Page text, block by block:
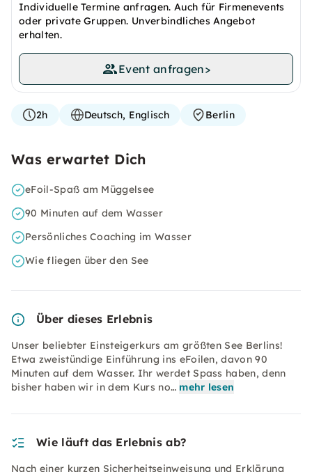
Individuelle Termine anfragen. Auch für Firmenevents
oder private Gruppen. Unverbindliches Angebot
erhalten.
Event anfragen>
2h Deutsch, Englisch Berlin
Was erwartet Dich
eFoil-Spaß am Müggelsee
90 Minuten auf dem Wasser
Persönliches Coaching im Wasser
Wie fliegen über den See
Über dieses Erlebnis
Unser beliebter Einsteigerkurs am größten See Berlins!
Etwa zweistündige Einführung ins eFoilen, davon 90
Minuten auf dem Wasser. Ihr werdet Spass haben, denn
bisher haben wir in dem Kurs no… mehr lesen
Wie läuft das Erlebnis ab?
Nach einer kurzen Sicherheitseinweisung und Erklärung